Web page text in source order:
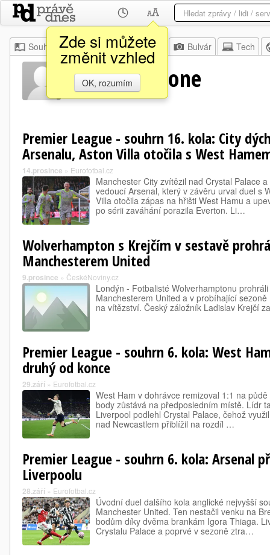
Zde si můžete
změnit vzhled
OK, rozumím
Souhrn Moje Z domova Bulvár Tech
Sam Johnstone
Premier League - souhrn 16. kola: City
Arsenalu, Aston Villa otočila s West
14.prosince » Eurofotbal.cz
Manchester City zvítězil nad Crystal Palace
vedoucí Arsenal, který v závěru urval duel s
Villa otočila zápas na hřišti West Hamu a
po sérii zaváhání porazila Everton. Li…
Wolverhampton s Krejčím v sestavě
Manchesterem United
9.prosince » ČeskéNoviny.cz
Londýn - Fotbalisté Wolverhamptonu
Manchesterem United a v probíhající
na vítězství. Český záložník Ladislav Krejčí
Premier League - souhrn 6. kola: West
druhý od konce
29.září » Eurofotbal.cz
West Ham v dohrávce remizoval 1:1 na
body zůstává na předposledním místě. Lídr
Liverpool podlehl Crystal Palace, čehož
nad Newcastlem přiblížil na rozdíl …
Premier League - souhrn 6. kola: Arsenal
Liverpoolu
28.září » Eurofotbal.cz
Úvodní duel dalšího kola anglické nejvyšší
Manchester United. Ten nestačil venku na
bodům díky dvěma brankám Igora Thiaga.
Crystalu Palace a poprvé v sezoně ztra…